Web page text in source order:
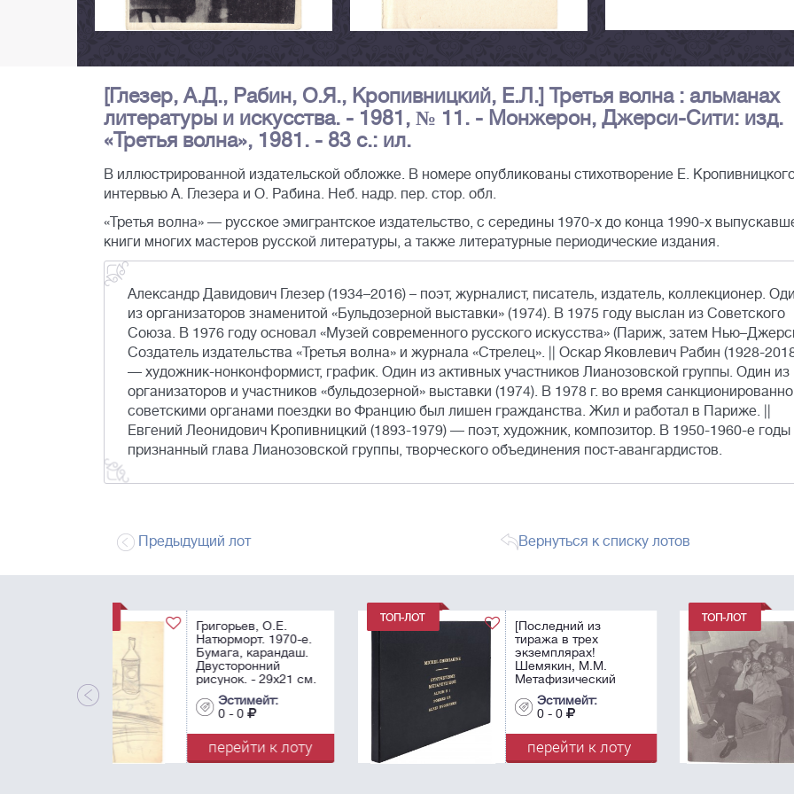
[Глезер, А.Д., Рабин, О.Я., Кропивницкий, Е.Л.] Третья волна : альманах
литературы и искусства. - 1981, № 11. - Монжерон, Джерси-Сити: изд.
«Третья волна», 1981. - 83 с.: ил.
В иллюстрированной издательской обложке. В номере опубликованы стихотворение Е.
интервью А. Глезера и О. Рабина. Неб. надр. пер. стор. обл.
«Третья волна» — русское эмигрантское издательство, с середины 1970-х до конца 1990-х
книги многих мастеров русской литературы, а также литературные периодические издания.
Александр Давидович Глезер (1934–2016) – поэт, журналист, писатель, издатель, коллекционер.
из организаторов знаменитой «Бульдозерной выставки» (1974). В 1975 году выслан из Советского
Союза. В 1976 году основал «Музей современного русского искусства» (Париж, затем
Создатель издательства «Третья волна» и журнала «Стрелец». || Оскар Яковлевич Рабин (1928-
— художник-нонконформист, график. Один из активных участников Лианозовской группы. Один из
организаторов и участников «бульдозерной» выставки (1974). В 1978 г. во время
советскими органами поездки во Францию был лишен гражданства. Жил и работал в Париже. ||
Евгений Леонидович Кропивницкий (1893-1979) — поэт, художник, композитор. В 1950-1960-е годы
признанный глава Лианозовской группы, творческого объединения пост-авангардистов.
Предыдущий лот Вернуться к списку лотов
[Последний из
тиража в трех
экземплярах!
Метафизический
синтетизм. Альбом №
Chemiakine, М.
Synthétisme ...
перейти к лоту
Виктор Пивоваров,
Николай Попов, Илья
Кабаков, Ирина
Пивоварова, жена
Кабакова, Марианна
Ребиндер. 1966.
Янкилевский. ...
перейти к лоту